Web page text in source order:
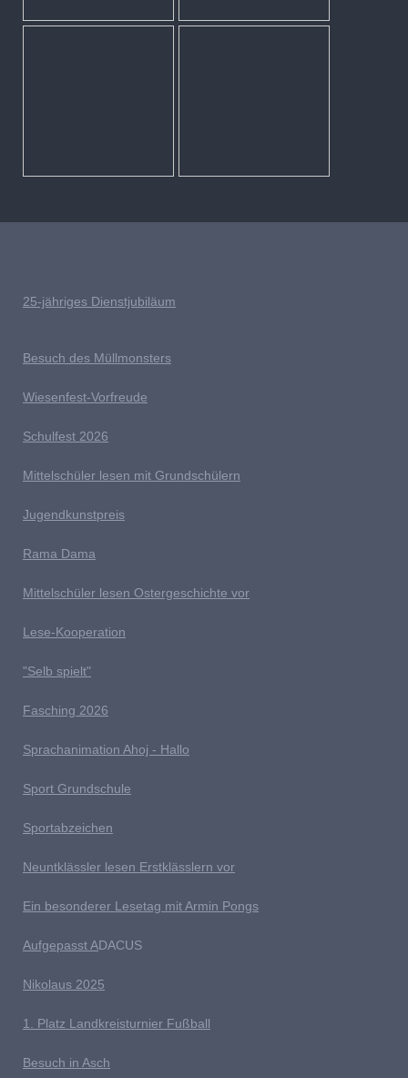
25-jähriges Dienstjubiläum
Besuch des Müllmonsters
Wiesenfest-Vorfreude
Schulfest 2026
Mittelschüler lesen mit Grundschülern
Jugendkunstpreis
Rama Dama
Mittelschüler lesen Ostergeschichte vor
Lese-Kooperation
"Selb spielt"
Fasching 2026
Sprachanimation Ahoj - Hallo
Sport Grundschule
Sportabzeichen
Neuntklässler lesen Erstklässlern vor
Ein besonderer Lesetag mit Armin Pongs
Aufgepasst ADACUS
Nikolaus 2025
1. Platz Landkreisturnier Fußball
Besuch in Asch